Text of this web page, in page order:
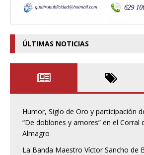
ÚLTIMAS NOTICIAS
Humor, Siglo de Oro y participación
“De doblones y amores” en el Corral
Almagro
La Banda Maestro Víctor Sancho de